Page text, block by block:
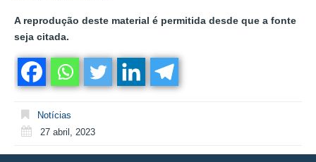
A reprodução deste material é permitida desde que a fonte
seja citada.
Notícias
27 abril, 2023